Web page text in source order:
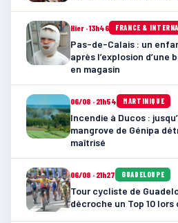
Hier · 13h46 FRANCE &
Pas-de-Calais : un
après l’explosion
en magasin
06/08 · 21h54 MARTINIQUE
Incendie à Ducos :
mangrove de Génipa
maîtrisé
06/08 · 21h27 GUADELOUPE
Tour cycliste de
décroche un Top 10 lors